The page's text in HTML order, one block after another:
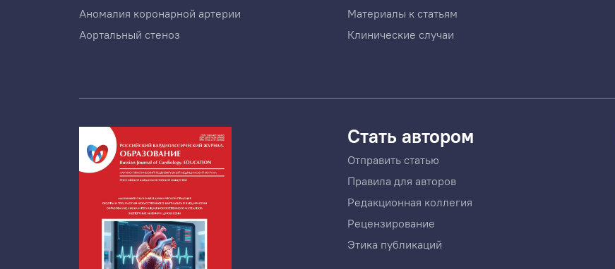
Аномалия коронарной артерии
Аортальный стеноз
Материалы к статьям
Клинические случаи
Стать автором
Отправить статью
Правила для авторов
Редакционная коллегия
Рецензирование
Этика публикаций